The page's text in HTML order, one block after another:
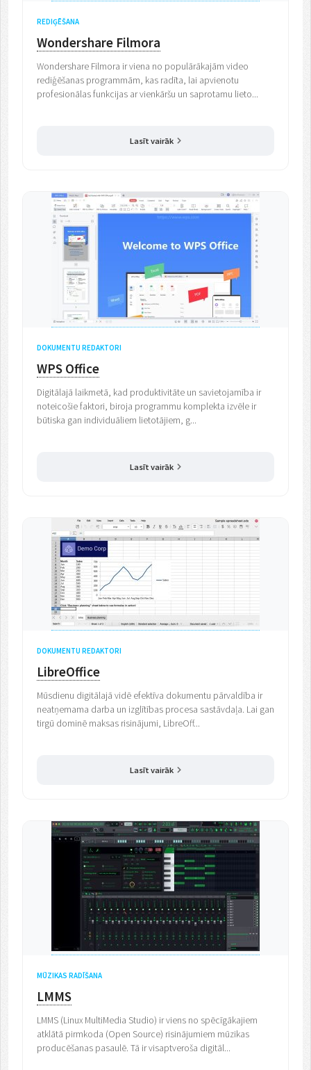
REDIĢĒŠANA
Wondershare Filmora
Wondershare Filmora ir viena no populārākajām video
rediģēšanas programmām, kas radīta, lai apvienotu
profesionālas funkcijas ar vienkāršu un saprotamu lieto...
Lasīt vairāk
DOKUMENTU REDAKTORI
WPS Office
Digitālajā laikmetā, kad produktivitāte un savietojamība ir
noteicošie faktori, biroja programmu komplekta izvēle ir
būtiska gan individuāliem lietotājiem, g...
Lasīt vairāk
DOKUMENTU REDAKTORI
LibreOffice
Mūsdienu digitālajā vidē efektīva dokumentu pārvaldība ir
neatņemama darba un izglītības procesa sastāvdaļa. Lai gan
tirgū dominē maksas risinājumi, LibreOff...
Lasīt vairāk
MŪZIKAS RADĪŠANA
LMMS
LMMS (Linux MultiMedia Studio) ir viens no spēcīgākajiem
atklātā pirmkoda (Open Source) risinājumiem mūzikas
producēšanas pasaulē. Tā ir visaptveroša digitāl...